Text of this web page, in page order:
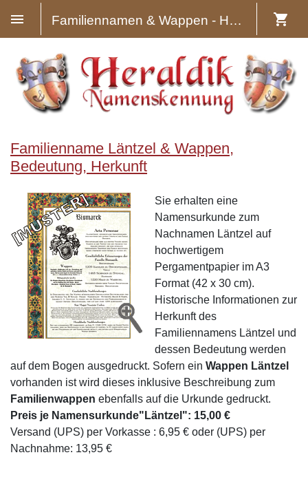
Familiennamen & Wappen - Heraldik
Familienname Läntzel & Wappen,
Bedeutung, Herkunft
Sie erhalten eine
Namensurkunde zum
Nachnamen Läntzel auf
hochwertigem
Pergamentpapier im A3
Format (42 x 30 cm).
Historische Informationen zur
Herkunft des
Familiennamens Läntzel und
dessen Bedeutung werden
auf dem Bogen ausgedruckt. Sofern ein Wappen Läntzel
vorhanden ist wird dieses inklusive Beschreibung zum
Familienwappen ebenfalls auf die Urkunde gedruckt.
Preis je Namensurkunde"Läntzel": 15,00 €
Versand (UPS) per Vorkasse : 6,95 € oder (UPS) per
Nachnahme: 13,95 €